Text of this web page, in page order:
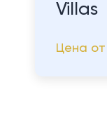
Villas
Цена от